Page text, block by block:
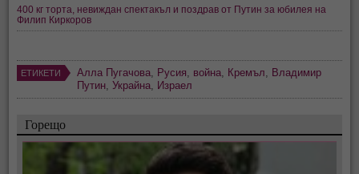
400 кг торта, невиждан спектакъл и поздрав от Путин за юбилея на
Филип Киркоров
ЕТИКЕТИ Алла Пугачова Русия война Кремъл
Владимир
Путин ,Украйна Израел
Горещо